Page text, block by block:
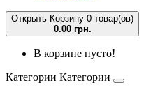
Открыть Корзину 0 товар(ов)
0.00 грн.
В корзине пусто!
Категории Категории